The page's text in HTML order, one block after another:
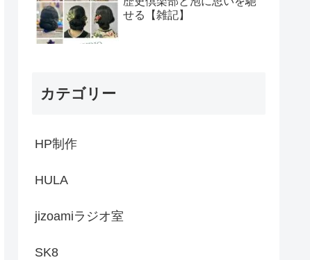
せる【雑記】
カテゴリー
HP制作
HULA
jizoamiラジオ室
SK8